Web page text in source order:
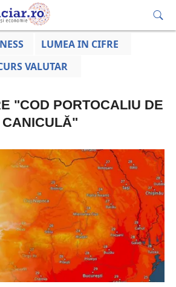
LUMEA IN CIFRE
VALUTAR
"COD PORTOCALIU DE
CANICULĂ"